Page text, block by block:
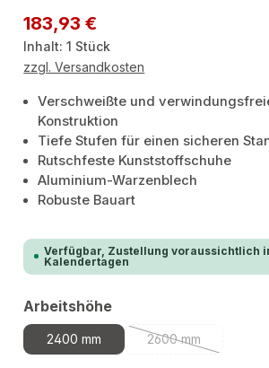
Regulärer Preis:
183,93 €
Inhalt:1 Stück
zzgl. Versandkosten
Verschweißte und
Konstruktion
Tiefe Stufen für einen sicheren
Rutschfeste Kunststoffschuhe
Aluminium-Warzenblech
Robuste Bauart
Verfügbar, Zustellung voraussichtlich
Kalendertagen
Arbeitshöheauswählen
2400 mm 2600 mm
(Diese Option ist